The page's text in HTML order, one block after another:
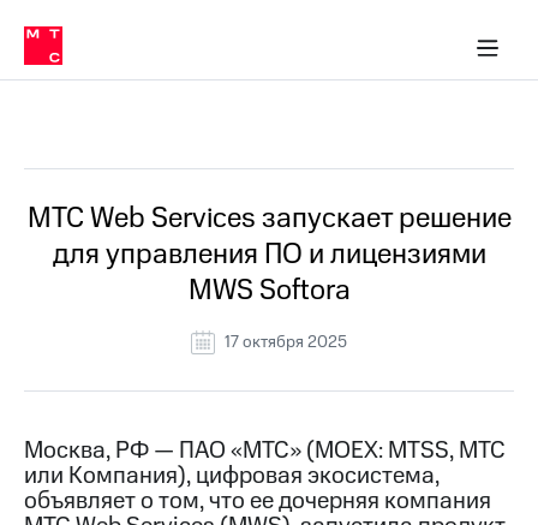
Медиа-центр
и акционерам
Устойчивое развитие
Комплаенс и деловая этика
компании
Карьера
История
компании
информация
Пресс-
релизы
МТС
в МТС
Пресс-
релизы
о технологиях
МТС Web Services запускает решение
для управления ПО и лицензиями
MWS Softora
17 октября 2025
Москва, РФ — ПАО «МТС» (MOEX: MTSS, МТС
или Компания), цифровая экосистема,
объявляет о том, что ее дочерняя компания